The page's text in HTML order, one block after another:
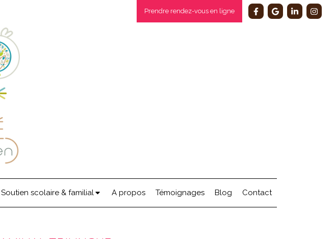
Prendre rendez-vous en ligne
Soutien scolaire & familial A propos Témoignages Blog Contact